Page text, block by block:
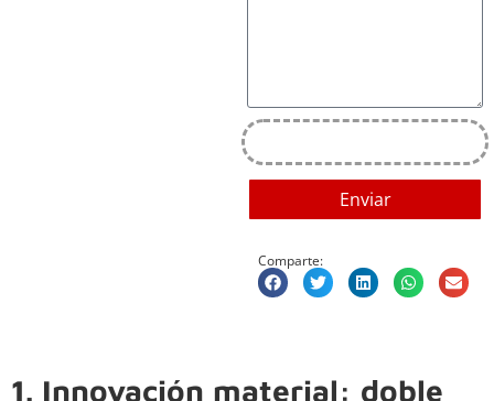
Enviar
Comparte:
1. Innovación material: doble